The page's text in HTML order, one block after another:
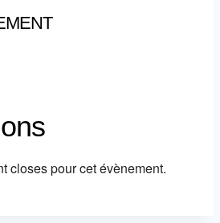
closes pour cet évènement.